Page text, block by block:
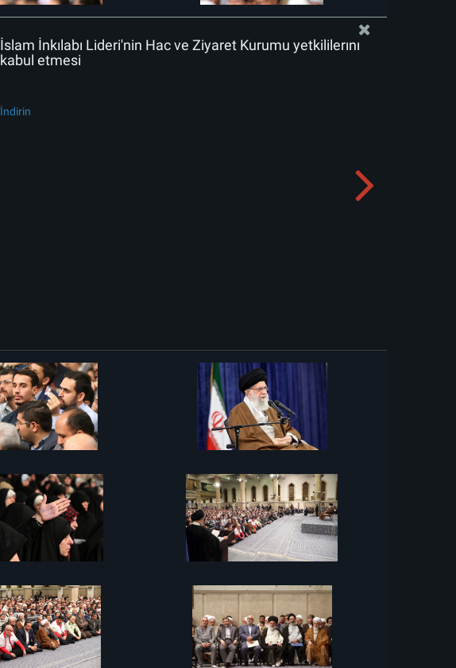
İslam İnkılabı Lideri'nin Hac ve Ziyaret Kurumu yetkililerini
kabul etmesi
İndirin